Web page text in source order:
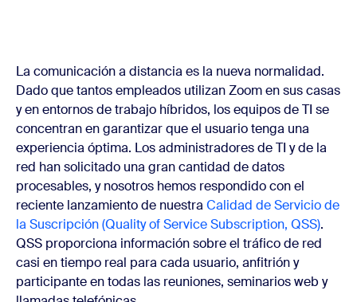
La comunicación a distancia es la nueva normalidad.
Dado que tantos empleados utilizan Zoom en sus casas
y en entornos de trabajo híbridos, los equipos de TI se
concentran en garantizar que el usuario tenga una
experiencia óptima. Los administradores de TI y de la
red han solicitado una gran cantidad de datos
procesables, y nosotros hemos respondido con el
reciente lanzamiento de nuestra Calidad de Servicio de
la Suscripción (Quality of Service Subscription, QSS).
QSS proporciona información sobre el tráfico de red
casi en tiempo real para cada usuario, anfitrión y
participante en todas las reuniones, seminarios web y